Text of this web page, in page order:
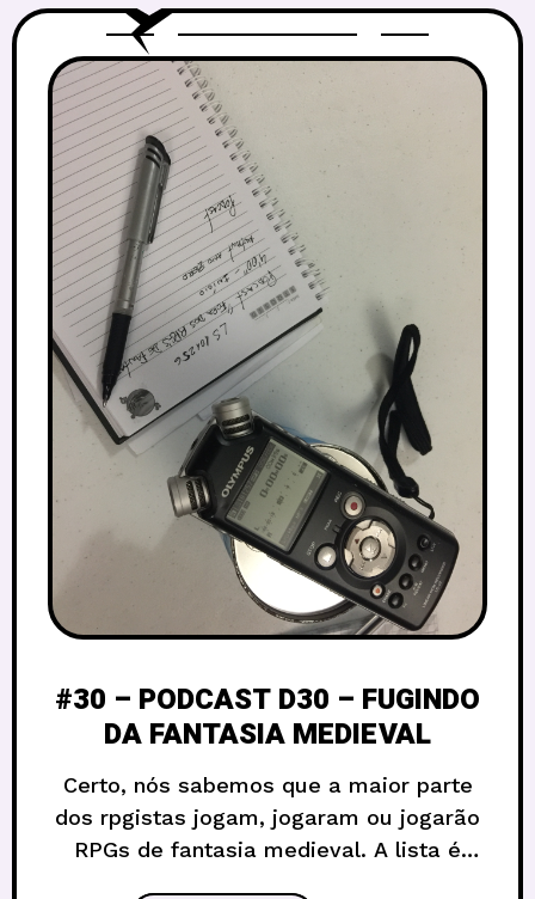
#30 – PODCAST D30 – FUGINDO
DA FANTASIA MEDIEVAL
Certo, nós sabemos que a maior parte
dos rpgistas jogam, jogaram ou jogarão
RPGs de fantasia medieval. A lista é